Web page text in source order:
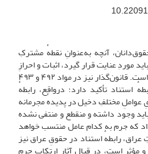
آنچه به‌عنوانِ نقطهٔ مشترکِ
موردِ عنایت قرار گیرد، اثبات و احرازِ
رابطهٔ استناد در مفهومِ خاصِ آن است. قانون‌گذار نیز در مواد ۴۹۲ و ۴۹۳
رابطهٔ استناد تأکید دارد؛ درواقع، رابطهٔ
عواملِ مختلفِ دخیل در پدیدهٔ مجرمانه
وجود داشته و منقطع و منتفی نشده
که جرم به کدام عامل منتسب خواهد
قانونِ عقوباتِ عراق، رابطهٔ استناد در حقوقِ عراق نیز
است، در قبالِ آثارِ ارتکابِ جرم